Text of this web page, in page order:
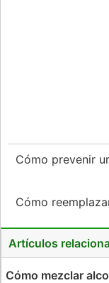
Cómo prevenir
Cómo
Artículos
Cómo mezclar